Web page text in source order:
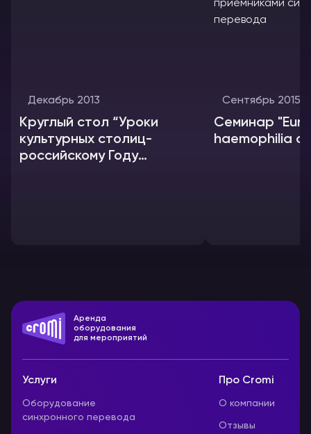
Декабрь 2013
Круглый стол “Уроки
культурных столиц-
российскому Году
Сентябрь 2015
Семинар
haemophilia
Аренда
оборудования
для мероприятий
Услуги
Оборудование
синхронного перевода
Про Cromi
О компании
Отзывы